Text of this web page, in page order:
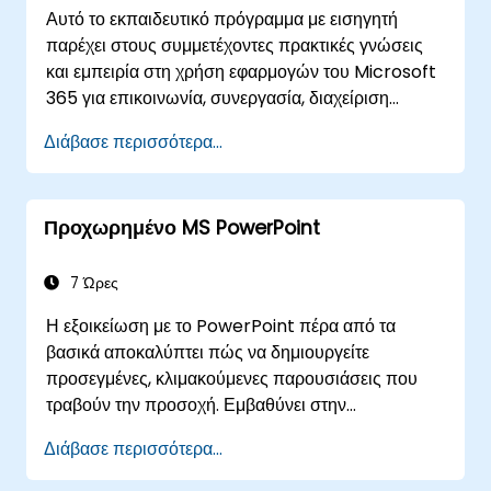
Αυτό το εκπαιδευτικό πρόγραμμα με εισηγητή
παρέχει στους συμμετέχοντες πρακτικές γνώσεις
και εμπειρία στη χρήση εφαρμογών του Microsoft
365 για επικοινωνία, συνεργασία, διαχείριση
εργασίας. Οι συμμετέχοντες θα μάθουν πότε και
πώς να χρησιμοποιούν αποτελεσματικά τα βασικά
εργαλεία του Microsoft 365, ακολουθώντας τις
βέλτιστες οργανωτικές πρακτικές για τη συνεργασία
Διάβασε περισσότερα...
Προχωρημένο MS PowerPoint
7 Ώρες
Η εξοικείωση με το PowerPoint πέρα από τα
βασικά αποκαλύπτει πώς να δημιουργείτε
προσεγμένες, κλιμακούμενες παρουσιάσεις που
τραβούν την προσοχή. Εμβαθύνει στην
master) και φυλλαδίων, στη δημιουργία
προτύπων, στη χρήση του SmartArt για οπτική
Διάβασε περισσότερα...